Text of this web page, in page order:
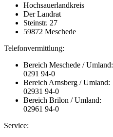
Hochsauerlandkreis
Der Landrat
Steinstr. 27
59872 Meschede
Telefonvermittlung:
Bereich Meschede / Umland:
0291 94-0
Bereich Arnsberg / Umland:
02931 94-0
Bereich Brilon / Umland:
02961 94-0
Service: